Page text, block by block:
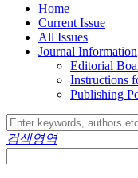
Home
Current Issue
All Issues
Journal Information
Editorial
Instructions
Publishing
검색영역